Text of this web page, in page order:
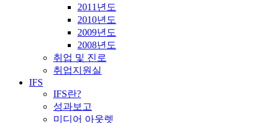
2011년도
2010년도
2009년도
2008년도
취업 및 진로
취업지원실
IFS
IFS란?
성과보고
미디어 아웃렛